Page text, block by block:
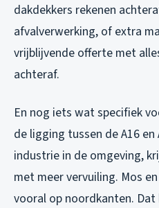
dakdekkers rekenen
afvalverwerking, of extra
vrijblijvende offerte met
achteraf.
En nog iets wat specifiek
de ligging tussen de A16
industrie in de omgeving,
met meer vervuiling. Mos
vooral op noordkanten.